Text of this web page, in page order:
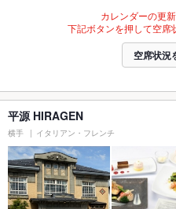
カレンダーの更
下記ボタンを押して空席
空席状況
平源 HIRAGEN
横手 イタリアン・フレンチ